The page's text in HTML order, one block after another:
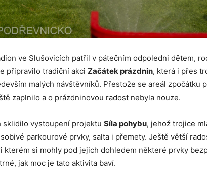
ve Slušovicích patřil v pátečním odpoledni dětem,
připravilo tradiční akci Začátek prázdnin, která i přes
malých návštěvníků. Přestože se areál zpočátku
zaplnilo a o prázdninovou radost nebyla nouze.
sklidilo vystoupení projektu Síla pohybu, jehož trojice
parkourové prvky, salta i přemety. Ještě větší
kterém si mohly pod jejich dohledem některé prvky
jak moc je tato aktivita baví.